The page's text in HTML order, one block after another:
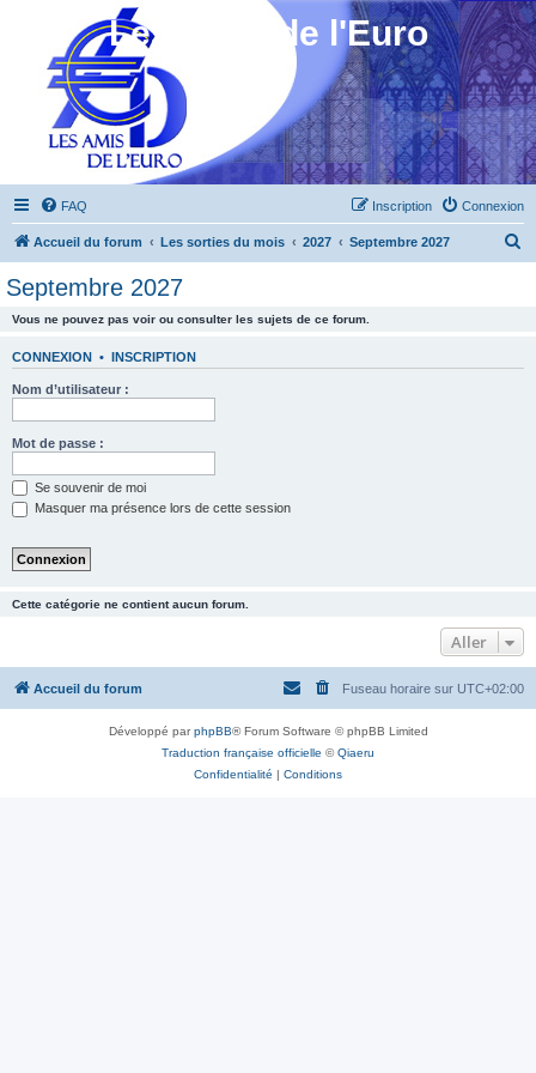
Les Amis de l'Euro
FAQ Connexion
Inscription
Accueil du forum Les sorties du mois 2027 Septembre 2027
Septembre 2027
Vous ne pouvez pas voir ou consulter les sujets de ce forum.
CONNEXION • INSCRIPTION
Nom d’utilisateur :
Mot de passe :
Se souvenir de moi
Masquer ma présence lors de cette session
Cette catégorie ne contient aucun forum.
Aller
Accueil du forum Fuseau horaire sur UTC+02:00
Développé parphpBB® Forum Software © phpBB Limited
Traduction française officielle ©Qiaeru
Confidentialité | Conditions